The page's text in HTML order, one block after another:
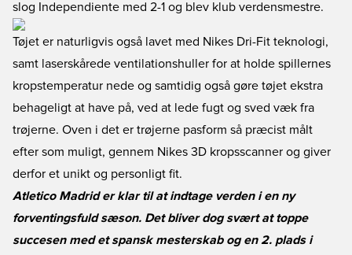
slog Independiente med 2-1 og blev klub verdensmestre.
Tøjet er naturligvis også lavet med Nikes Dri-Fit teknologi,
samt laserskårede ventilationshuller for at holde spillernes
kropstemperatur nede og samtidig også gøre tøjet ekstra
behageligt at have på, ved at lede fugt og sved væk fra
trøjerne. Oven i det er trøjerne pasform så præcist målt
efter som muligt, gennem Nikes 3D kropsscanner og giver
derfor et unikt og personligt fit.
Atletico Madrid er klar til at indtage verden i en ny
forventingsfuld sæson. Det bliver dog svært at toppe
succesen med et spansk mesterskab og en 2. plads i